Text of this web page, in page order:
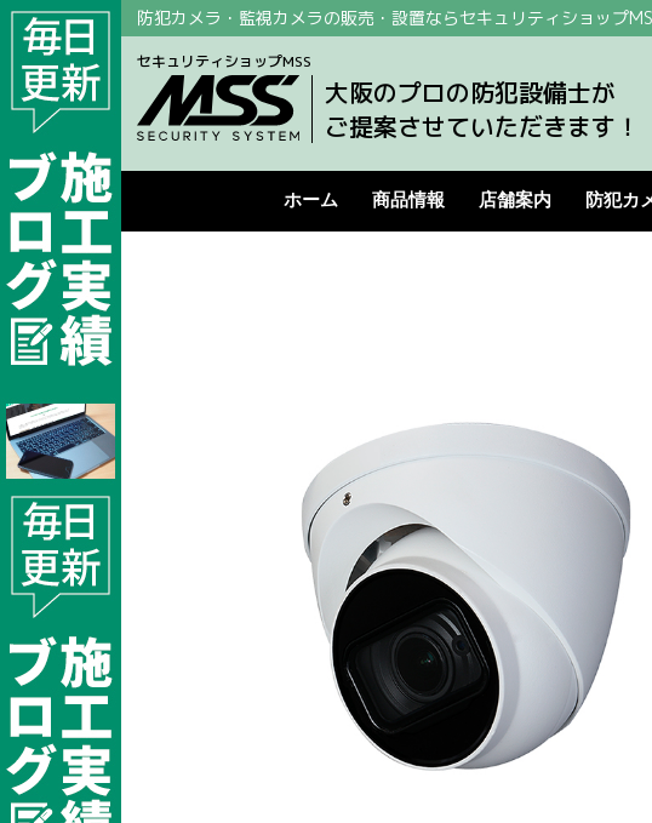
防犯カメラ・監視カメラの販売・設置ならセキュリティショップ
セキュリティショップMSS
大阪のプロの防犯設備士が
ご提案させていただきます！
ホーム 商品情報 店舗案内 防犯カ